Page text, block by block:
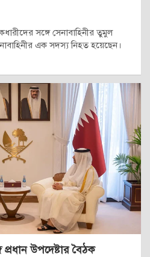
সঙ্গে সেনাবাহিনীর তুমুল
এক সদস্য নিহত হয়েছেন।
প্রধান উপদেষ্টার বৈঠক